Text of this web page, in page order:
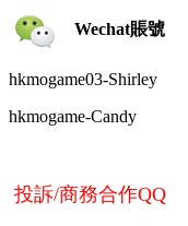
Wechat賬號
hkmogame03-Shirley
hkmogame-Candy
投訴/商務合作QQ